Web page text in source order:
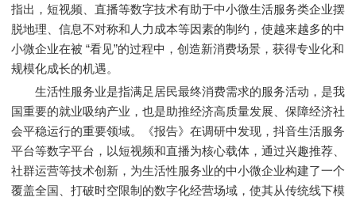
指出，短视频、直播等数字技术有助于中小微生活服务类企业摆
脱地理、信息不对称和人力成本等因素的制约，使越来越多的中
小微企业在被 “看见”的过程中，创造新消费场景，获得专业化和
规模化成长的机遇。
生活性服务业是指满足居民最终消费需求的服务活动，是我
国重要的就业吸纳产业，也是助推经济高质量发展、保障经济社
会平稳运行的重要领域。《报告》在调研中发现，抖音生活服务
平台等数字平台，以短视频和直播为核心载体，通过兴趣推荐、
社群运营等技术创新，为生活性服务业的中小微企业构建了一个
覆盖全国、打破时空限制的数字化经营场域，使其从传统线下模